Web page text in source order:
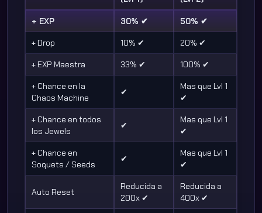
+ EXP 30% ✔ 50% ✔
+ Drop 10% ✔ 20% ✔
+ EXP Maestra 33% ✔ 100% ✔
+ Chance en la
Chaos Machine
✔
Mas que Lvl 1
✔
+ Chance en todos
los Jewels
✔
Mas que Lvl 1
✔
+ Chance en
Soquets / Seeds
✔
Mas que Lvl 1
✔
Auto Reset
Reducida a
200x ✔
Reducida a
400x ✔